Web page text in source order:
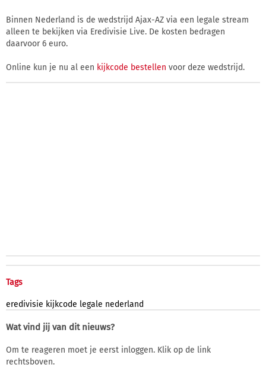
Binnen Nederland is de wedstrijd Ajax-AZ via een legale stream
alleen te bekijken via Eredivisie Live. De kosten bedragen
daarvoor 6 euro.
Online kun je nu al een kijkcode bestellen voor deze wedstrijd.
Tags
eredivisie kijkcode legale nederland
Wat vind jij van dit nieuws?
Om te reageren moet je eerst inloggen. Klik op de link
rechtsboven.